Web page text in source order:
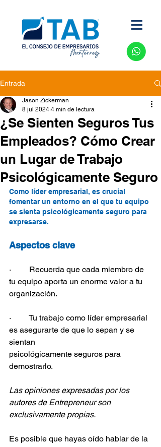
Entrada
¿Se Sienten Seguros Tus
Empleados? Cómo Crear
un Lugar de Trabajo
Psicológicamente Seguro
Jason Zickerman
8 jul 2024 4 min de lectura
Como líder empresarial, es crucial
fomentar un entorno en el que tu equipo
se sienta psicológicamente seguro para
expresarse.
Aspectos clave
·         Recuerda que cada miembro de
tu equipo aporta un enorme valor a tu
organización.
·         Tu trabajo como líder empresarial
es asegurarte de que lo sepan y se
sientan
psicológicamente seguros para
demostrarlo.
Las opiniones expresadas por los
autores de Entrepreneur son
exclusivamente propias.
Es posible que hayas oído hablar de la